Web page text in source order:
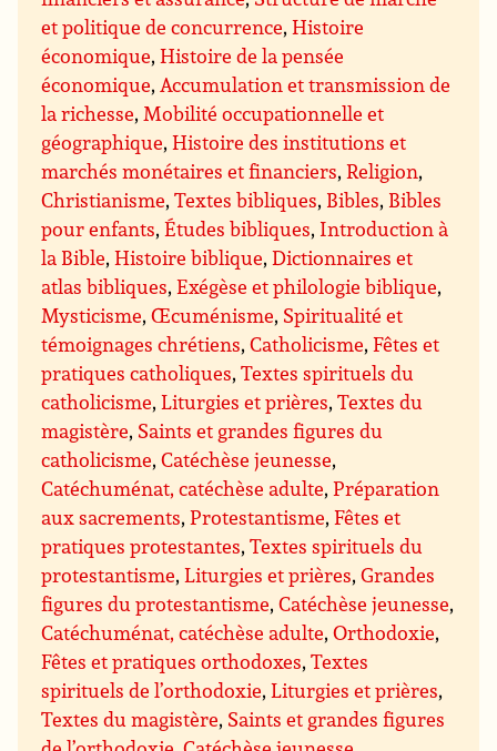
et politique de concurrence,Histoire
économique,Histoire de la pensée
économique, Accumulation et transmission de
la richesse, Mobilité occupationnelle et
géographique,Histoire des institutions et
marchés monétaires et financiers,Religion,
Christianisme,Textes bibliques, Bibles, Bibles
pour enfants,Études bibliques, Introduction à
la Bible,Histoire biblique,Dictionnaires et
atlas bibliques,Exégèse et philologie biblique,
Mysticisme,Œcuménisme, Spiritualité et
témoignages chrétiens,Catholicisme,Fêtes et
pratiques catholiques,Textes spirituels du
catholicisme,Liturgies et prières,Textes du
magistère, Saints et grandes figures du
catholicisme,Catéchèse jeunesse,
Catéchuménat, catéchèse adulte,Préparation
aux sacrements,Protestantisme,Fêtes et
pratiques protestantes,Textes spirituels du
protestantisme,Liturgies et prières,Grandes
figures du protestantisme,Catéchèse jeunesse,
Catéchuménat, catéchèse adulte,Orthodoxie,
Fêtes et pratiques orthodoxes,Textes
spirituels de l’orthodoxie,Liturgies et prières,
Textes du magistère, Saints et grandes figures